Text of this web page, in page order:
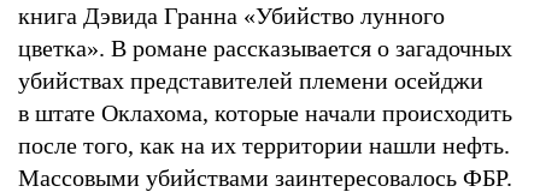
книга Дэвида Гранна «Убийство лунного
цветка». В романе рассказывается о загадочных
убийствах представителей племени осейджи
в штате Оклахома, которые начали происходить
после того, как на их территории нашли нефть.
Массовыми убийствами заинтересовалось ФБР.